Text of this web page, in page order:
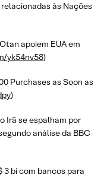
às Nações
apoiem EUA em
yk54nv58)
Purchases as Soon as
)
Irã se espalham por
análise da BBC
3 bi com bancos para